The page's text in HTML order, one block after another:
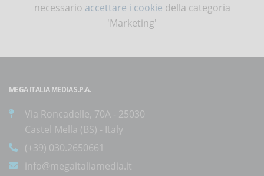
necessario accettare i cookie della categoria
'Marketing'
MEGA ITALIA MEDIA S.P.A.
Via Roncadelle, 70A - 25030
Castel Mella (BS) - Italy
(+39) 030.2650661
info@megaitaliamedia.it